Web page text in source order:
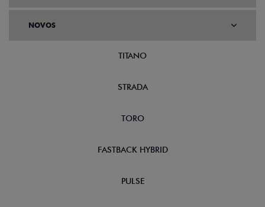
NOVOS
TITANO
STRADA
TORO
FASTBACK HYBRID
PULSE